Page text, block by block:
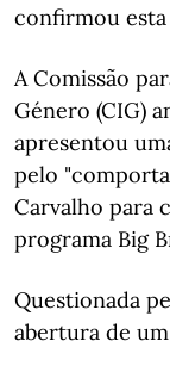
confirmou esta
A Comissão
Género (CIG)
apresentou
pelo
Carvalho para
programa Big
Questionada
abertura de